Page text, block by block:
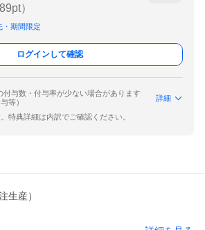
pt）
・期間限定
ログインして確認
付与数・付与率が少ない場合があります
等）
詳細
特典詳細は内訳でご確認ください。
生産）